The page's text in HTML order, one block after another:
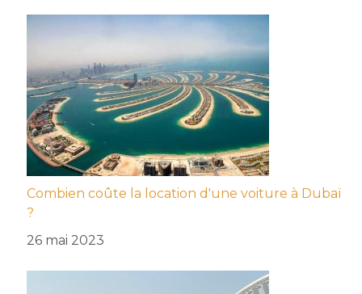
Combien coûte la location d'une voiture à Dubaï
?
26 mai 2023